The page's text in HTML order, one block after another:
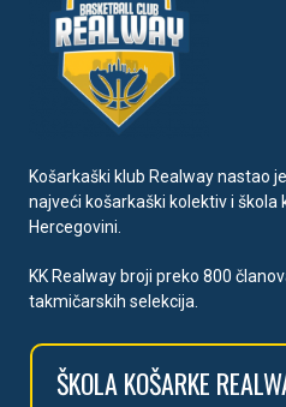
Košarkaški klub Realway nastao
najveći košarkaški kolektiv i škola
Hercegovini.
KK Realway broji preko 800
takmičarskih selekcija.
ŠKOLA KOŠARKE